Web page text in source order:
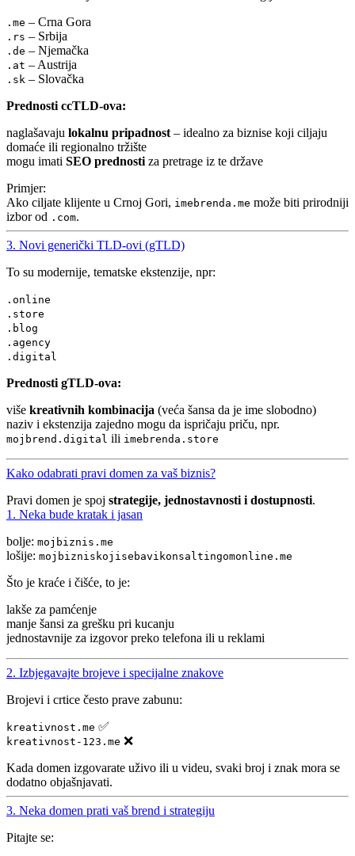
.me – Crna Gora
.rs – Srbija
.de – Njemačka
.at – Austrija
.sk – Slovačka
Prednosti ccTLD-ova:
naglašavaju lokalnu pripadnost – idealno za biznise koji ciljaju
domaće ili regionalno tržište
mogu imati SEO prednosti za pretrage iz te države
Primjer:
Ako ciljate klijente u Crnoj Gori, imebrenda.me može biti prirodniji
izbor od .com.
3. Novi generički TLD-ovi (gTLD)
To su modernije, tematske ekstenzije, npr:
.online
.store
.blog
.agency
.digital
Prednosti gTLD-ova:
više kreativnih kombinacija (veća šansa da je ime slobodno)
naziv i ekstenzija zajedno mogu da ispričaju priču, npr.
mojbrend.digital ili imebrenda.store
Kako odabrati pravi domen za vaš biznis?
Pravi domen je spoj strategije, jednostavnosti i dostupnosti.
1. Neka bude kratak i jasan
bolje: mojbiznis.me
lošije: mojbizniskojisebavikonsaltingomonline.me
Što je kraće i čišće, to je:
lakše za pamćenje
manje šansi za grešku pri kucanju
jednostavnije za izgovor preko telefona ili u reklami
2. Izbjegavajte brojeve i specijalne znakove
Brojevi i crtice često prave zabunu:
kreativnost.me ✅
kreativnost-123.me ❌
Kada domen izgovarate uživo ili u videu, svaki broj i znak mora se
dodatno objašnjavati.
3. Neka domen prati vaš brend i strategiju
Pitajte se: